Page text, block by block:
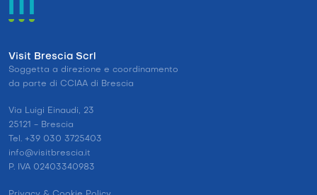
Visit Brescia Scrl
Soggetta a direzione e coordinamento
da parte di CCIAA di Brescia
Via Luigi Einaudi, 23
25121 - Brescia
Tel. +39 030 3725403
info@visitbrescia.it
P. IVA 02403340983